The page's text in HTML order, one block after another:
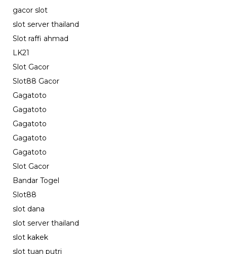
gacor slot
slot server thailand
Slot raffi ahmad
LK21
Slot Gacor
Slot88 Gacor
Gagatoto
Gagatoto
Gagatoto
Gagatoto
Gagatoto
Slot Gacor
Bandar Togel
Slot88
slot dana
slot server thailand
slot kakek
slot tuan putri